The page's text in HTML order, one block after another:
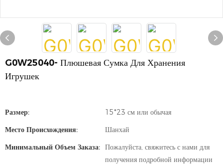
G0W25040- Плюшевая Сумка Для Хранения
Игрушек
Размер:
15*23 см или обычая
Место Происхождения:
Шанхай
Минимальный Объем Заказа: Пожалуйста, свяжитесь с нами для
получения подробной информации